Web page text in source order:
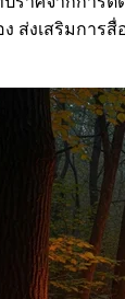
ง ส่งเสริมการ